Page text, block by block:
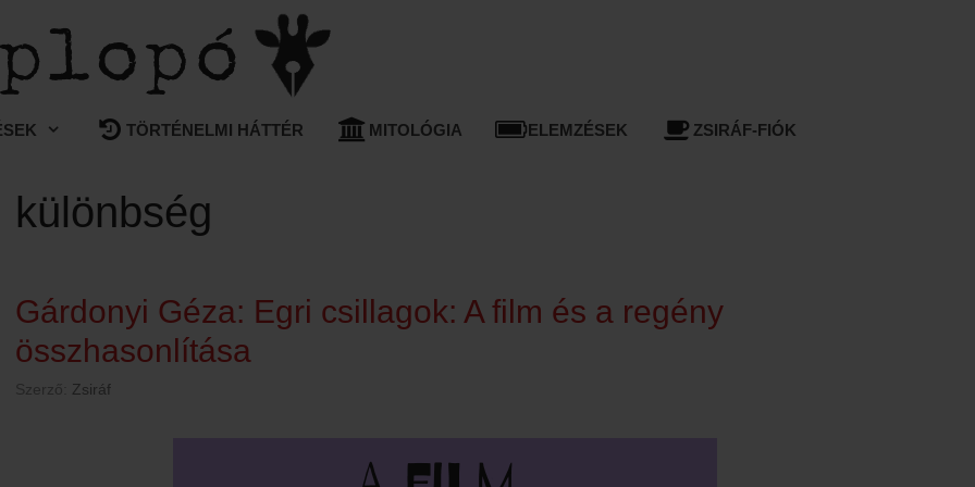
TÖRTÉNELMI HÁTTÉR MITOLÓGIA ELEMZÉSEK ZSIRÁF-FIÓK
különbség
Gárdonyi Géza: Egri csillagok: A film és a regény
összhasonlítása
Szerző: Zsiráf